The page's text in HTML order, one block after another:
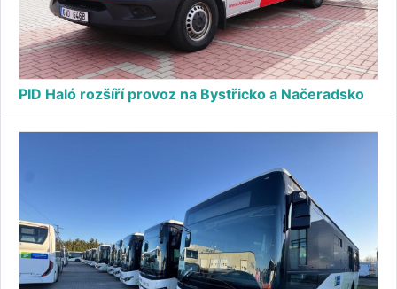
PID Haló rozšíří provoz na Bystřicko a Načeradsko